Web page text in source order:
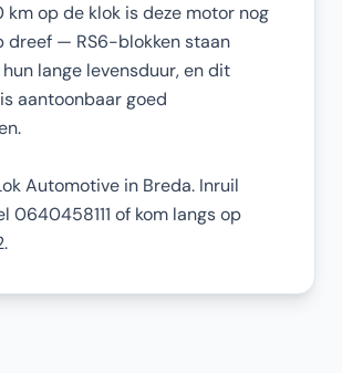
km op de klok is deze motor nog
dreef — RS6-blokken staan
lange levensduur, en dit
aantoonbaar goed
Automotive in Breda. Inruil
0640458111 of kom langs op